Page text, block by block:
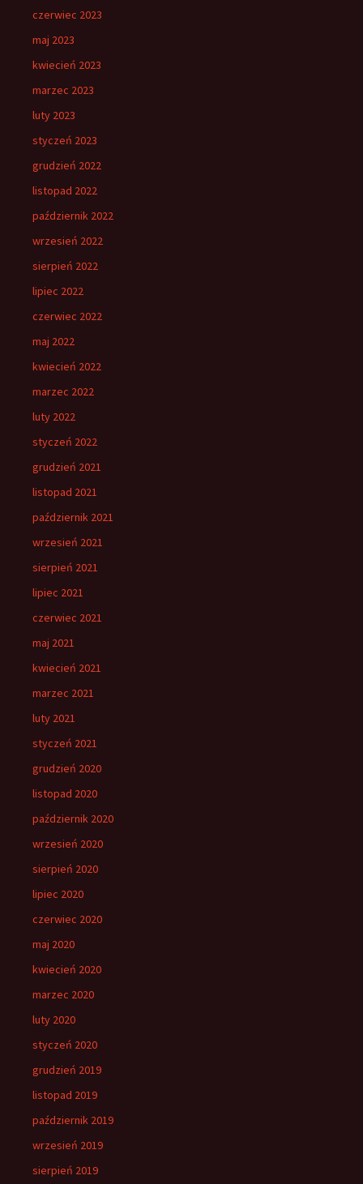
czerwiec 2023
maj 2023
kwiecień 2023
marzec 2023
luty 2023
styczeń 2023
grudzień 2022
listopad 2022
październik 2022
wrzesień 2022
sierpień 2022
lipiec 2022
czerwiec 2022
maj 2022
kwiecień 2022
marzec 2022
luty 2022
styczeń 2022
grudzień 2021
listopad 2021
październik 2021
wrzesień 2021
sierpień 2021
lipiec 2021
czerwiec 2021
maj 2021
kwiecień 2021
marzec 2021
luty 2021
styczeń 2021
grudzień 2020
listopad 2020
październik 2020
wrzesień 2020
sierpień 2020
lipiec 2020
czerwiec 2020
maj 2020
kwiecień 2020
marzec 2020
luty 2020
styczeń 2020
grudzień 2019
listopad 2019
październik 2019
wrzesień 2019
sierpień 2019